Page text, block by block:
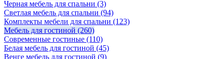
Черная мебель для спальни (3)
Светлая мебель для спальни (94)
Комплекты мебели для спальни (123)
Мебель для гостиной (260)
Современные гостиные (110)
Белая мебель для гостиной (45)
Венге мебель для гостиной (9)